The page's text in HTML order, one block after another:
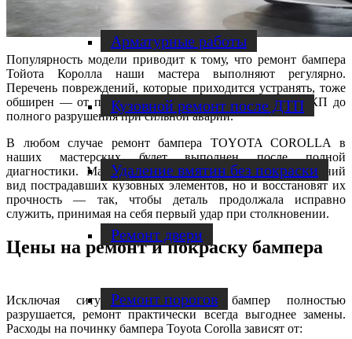
Арматурные работы
Кузовной ремонт после ДТП
Удаление вмятин без покраски
Ремонт двери
Ремонт порогов
Популярность модели приводит к тому, что ремонт бампера
Тойота Королла наши мастера выполняют регулярно.
Перечень повреждений, которые приходится устранять, тоже
обширен — от поверхностных царапин или сколов ЛКП до
полного разрушения при сильной аварии.
В любом случае ремонт бампера TOYOTA COROLLA в
наших мастерских будет выполнен после полной
диагностики. Мастера не только отреставрируют внешний
вид пострадавших кузовных элементов, но и восстановят их
прочность — так, чтобы деталь продолжала исправно
служить, принимая на себя первый удар при столкновении.
Цены на ремонт и покраску бампера
Исключая ситуации, в которых бампер полностью
разрушается, ремонт практически всегда выгоднее замены.
Расходы на починку бампера Toyota Corolla зависят от: